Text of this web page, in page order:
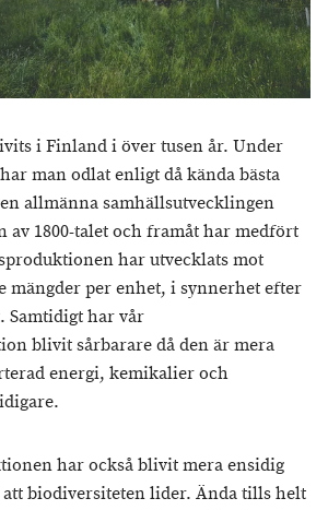
i Finland i över tusen år. Under
man odlat enligt då kända bästa
allmänna samhällsutvecklingen
av 1800-talet och framåt har medfört
har utvecklats mot
mängder per enhet, i synnerhet efter
Samtidigt har vår
blivit sårbarare då den är mera
energi, kemikalier och
har också blivit mera ensidig
biodiversiteten lider. Ända tills helt